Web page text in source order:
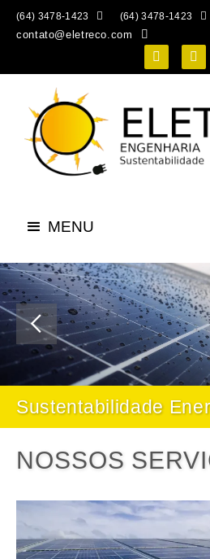
(64) 3478-1423  (64) 3478-1423 
contato@eletreco.com
 
MENU
Sustentabilidade
NOSSOS